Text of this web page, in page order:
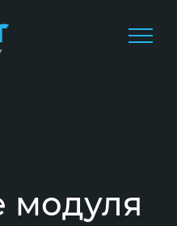
модуля